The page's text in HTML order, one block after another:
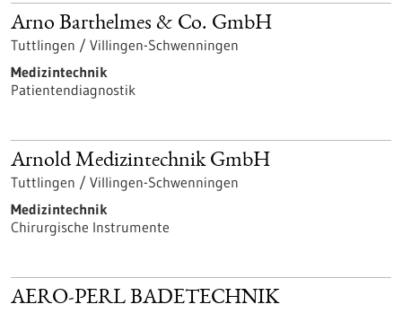
Arno Barthelmes & Co. GmbH
Tuttlingen / Villingen-Schwenningen
Medizintechnik
Patientendiagnostik
Arnold Medizintechnik GmbH
Tuttlingen / Villingen-Schwenningen
Medizintechnik
Chirurgische Instrumente
AERO-PERL BADETECHNIK